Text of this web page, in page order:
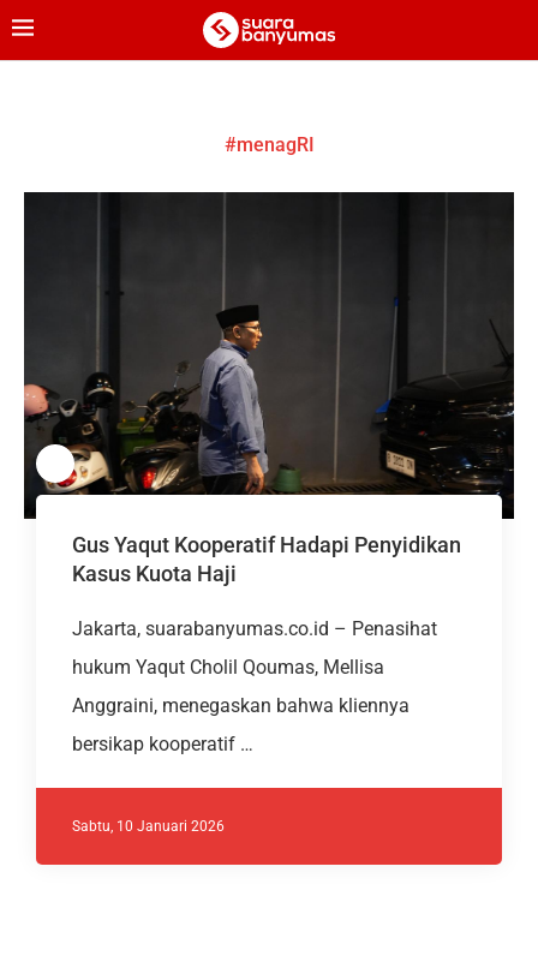
#menagRI
Gus Yaqut Kooperatif Hadapi Penyidikan
Kasus Kuota Haji
Jakarta, suarabanyumas.co.id – Penasihat
hukum Yaqut Cholil Qoumas, Mellisa
Anggraini, menegaskan bahwa kliennya
bersikap kooperatif …
Sabtu, 10 Januari 2026